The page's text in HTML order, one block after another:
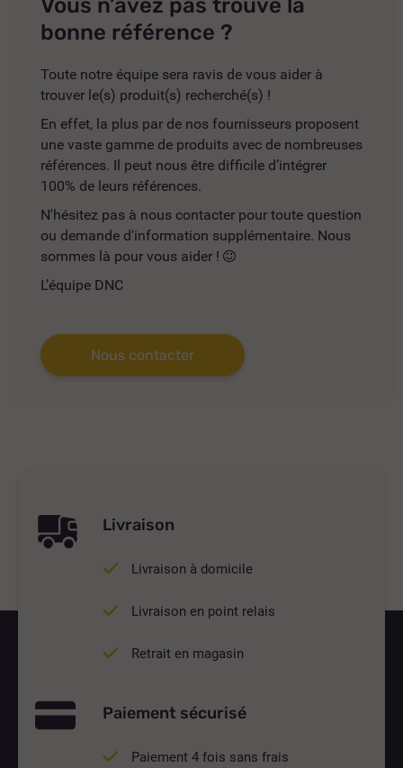
Vous n’avez pas trouvé la
bonne référence ?
Toute notre équipe sera ravis de vous aider à
trouver le(s) produit(s) recherché(s) !
En effet, la plus par de nos fournisseurs proposent
une vaste gamme de produits avec de nombreuses
références. Il peut nous être difficile d’intégrer
100% de leurs références.
N'hésitez pas à nous contacter pour toute question
ou demande d'information supplémentaire. Nous
sommes là pour vous aider !
L’équipe DNC
Nous contacter
Livraison
Livraison à domicile
Livraison en point relais
Retrait en magasin
Paiement sécurisé
Paiement 4 fois sans frais